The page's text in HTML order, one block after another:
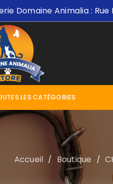
Domaine Animalia : Rue
LES CATÉGORIES
Accueil / Boutique /